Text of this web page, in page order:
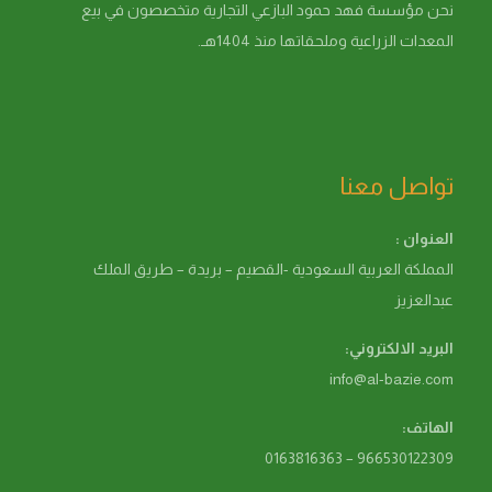
نحن مؤسسة فهد حمود البازعي التجارية متخصصون في بيع
المعدات الزراعية وملحقاتها منذ 1404هـ.
تواصل معنا
العنوان :
المملكة العربية السعودية -القصيم – بريدة – طريق الملك
عبدالعزيز
البريد الالكتروني:
info@al-bazie.com
الهاتف:
966530122309 – 0163816363